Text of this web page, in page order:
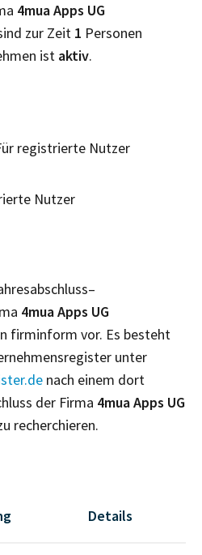
4mua Apps UG
zur Zeit 1 Personen
ist aktiv.
registrierte Nutzer
Nutzer
4mua Apps UG
firminform vor. Es besteht
unter
nach einem dort
der Firma 4mua Apps UG
recherchieren.
Details